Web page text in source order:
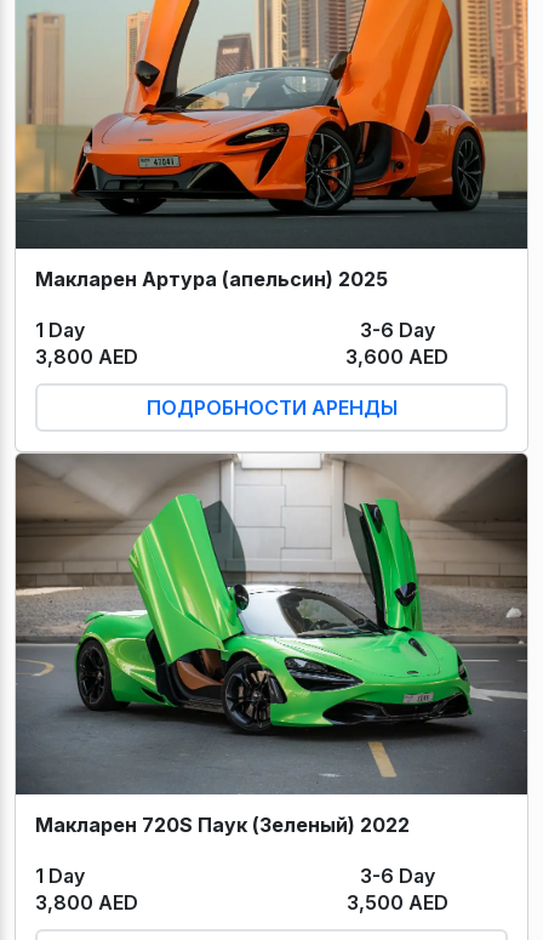
Макларен Артура (апельсин) 2025
1 Day
3-6 Day
3,800 AED
3,600 AED
ПОДРОБНОСТИ АРЕНДЫ
Макларен 720S Паук (Зеленый) 2022
1 Day
3-6 Day
3,800 AED
3,500 AED